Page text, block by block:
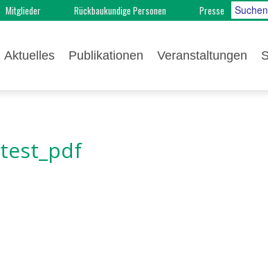
Mitglieder Rückbaukundige Personen Presse
Aktuelles Publikationen Veranstaltungen
test_pdf